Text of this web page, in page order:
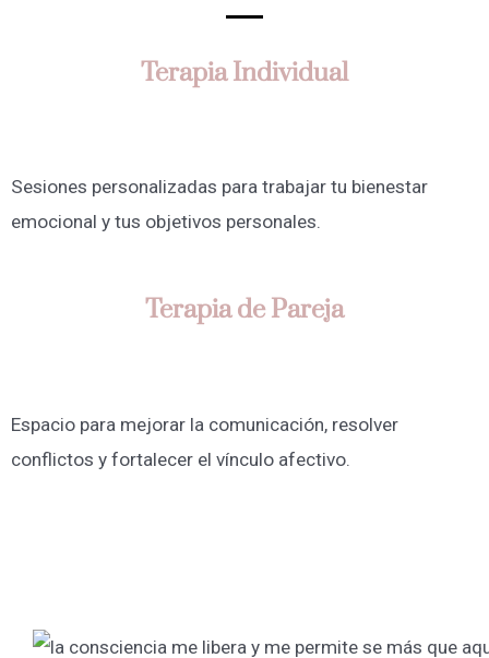
Terapia Individual
Sesiones personalizadas para trabajar tu bienestar
emocional y tus objetivos personales.
Terapia de Pareja
Espacio para mejorar la comunicación, resolver
conflictos y fortalecer el vínculo afectivo.